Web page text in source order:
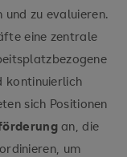
zu evaluieren.
eine zentrale
kontinuierlich
sich Positionen
an, die
um